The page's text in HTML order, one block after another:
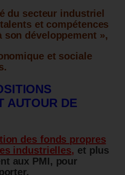
du secteur industriel
et compétences
son développement »,
et sociale
AUTOUR DE
des fonds propres
industrielles, et plus
aux PMI, pour